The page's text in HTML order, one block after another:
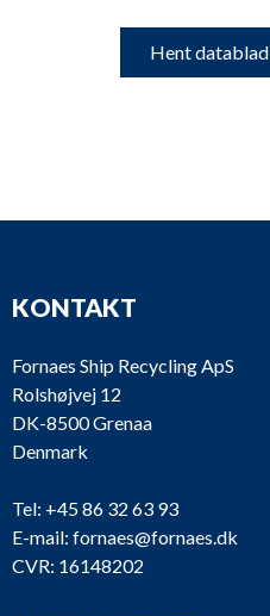
Hent datablad
KONTAKT
Fornaes Ship Recycling ApS
Rolshøjvej 12
DK-8500 Grenaa
Denmark
Tel: +45 86 32 63 93
E-mail: fornaes@fornaes.dk
CVR: 16148202